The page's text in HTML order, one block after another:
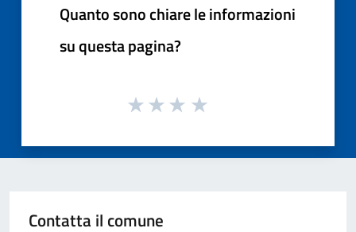
Quanto sono chiare le informazioni
su questa pagina?
Contatta il comune